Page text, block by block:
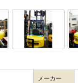
メーカー